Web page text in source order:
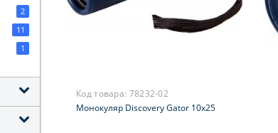
2
11
1
5
Код товара: 78232-02
Монокуляр Discovery Gator 10x25